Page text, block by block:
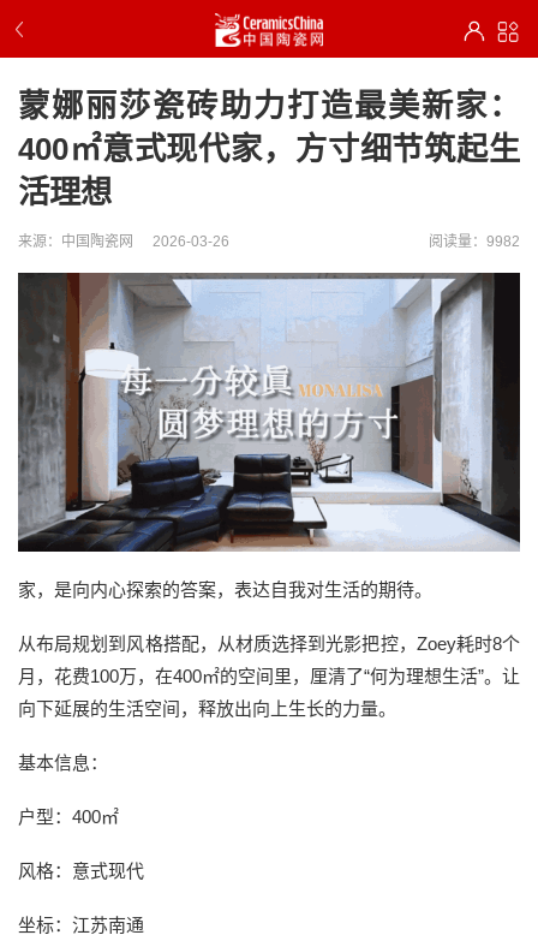
蒙娜丽莎瓷砖助力打造最美新家：
400㎡意式现代家，方寸细节筑起生
活理想
来源：中国陶瓷网 2026-03-26 阅读量：9982
家，是向内心探索的答案，表达自我对生活的期待。
从布局规划到风格搭配，从材质选择到光影把控，Zoey耗时8个
月，花费100万，在400㎡的空间里，厘清了“何为理想生活”。让
向下延展的生活空间，释放出向上生长的力量。
基本信息：
户型：400㎡
风格：意式现代
坐标：江苏南通